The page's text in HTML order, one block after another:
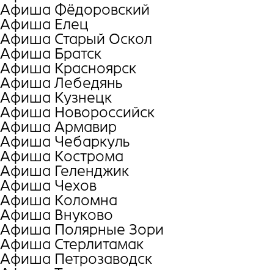
Афиша Фёдоровский
Афиша Елец
Афиша Старый Оскол
Афиша Братск
Афиша Красноярск
Афиша Лебедянь
Афиша Кузнецк
Афиша Новороссийск
Афиша Армавир
Афиша Чебаркуль
Афиша Кострома
Афиша Геленджик
Афиша Чехов
Афиша Коломна
Афиша Внуково
Афиша Полярные Зори
Афиша Стерлитамак
Афиша Петрозаводск